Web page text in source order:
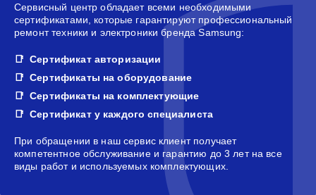
Сервисный центр обладает всеми необходимыми
сертификатами, которые гарантируют профессиональный
ремонт техники и электроники бренда Samsung:
Сертификат авторизации
Сертификаты на оборудование
Сертификаты на комплектующие
Сертификат у каждого специалиста
При обращении в наш сервис клиент получает
компетентное обслуживание и гарантию до 3 лет на все
виды работ и используемых комплектующих.